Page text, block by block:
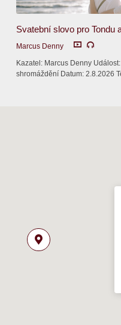
Svatební slovo pro Tondu
Marcus Denny
Kazatel: Marcus Denny
shromáždění Datum: 2.8.2026